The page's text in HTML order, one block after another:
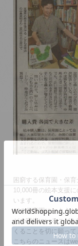
困窮する保育園・保育
10,000冊の絵本支援
います。
どの保育園にかよう
どの環境にいるこど
くることを切に願っ
こちらのニュースは